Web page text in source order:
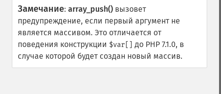
Замечание: array_push() вызовет
предупреждение, если первый аргумент не
является массивом. Это отличается от
поведения конструкции $var[]
до PHP 7.1.0, в
случае которой будет создан новый массив.